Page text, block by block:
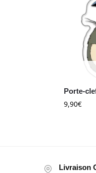
Porte-
9,90€
Livraison